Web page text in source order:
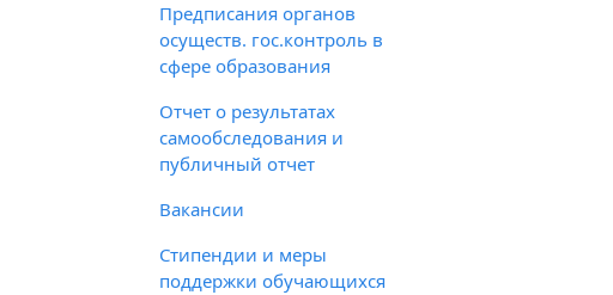
Предписания органов
осуществ. гос.контроль в
сфере образования
Отчет о результатах
самообследования и
публичный отчет
Вакансии
Стипендии и меры
поддержки обучающихся